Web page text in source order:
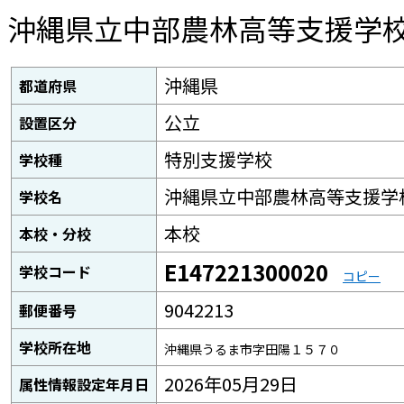
沖縄県立中部農林高等支援学
都道府県 沖縄県
設置区分 公立
学校種 特別支援学校
学校名 沖縄県立中部農林高等支援学
本校・分校 本校
学校コード E147221300020 コピー
郵便番号 9042213
学校所在地 沖縄県うるま市字田陽１５７０
属性情報設定年月日 2026年05月29日